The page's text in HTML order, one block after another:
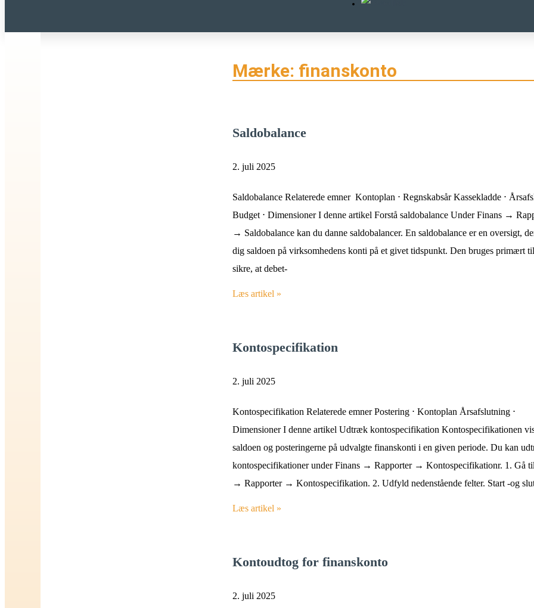
Mærke: finanskonto
Saldobalance
2. juli 2025
Saldobalance Relaterede emner Kontoplan ⋅ Regnskabsår Kassekladde ⋅
Budget ⋅ Dimensioner I denne artikel Forstå saldobalance Under Finans →
→ Saldobalance kan du danne saldobalancer. En saldobalance er en oversigt,
dig saldoen på virksomhedens konti på et givet tidspunkt. Den bruges primært
sikre, at debet-
Læs artikel »
Kontospecifikation
2. juli 2025
Kontospecifikation Relaterede emner Postering ⋅ Kontoplan Årsafslutning ⋅
Dimensioner I denne artikel Udtræk kontospecifikation Kontospecifikationen
saldoen og posteringerne på udvalgte finanskonti i en given periode. Du kan
kontospecifikationer under Finans → Rapporter → Kontospecifikationr. 1. Gå
→ Rapporter → Kontospecifikation. 2. Udfyld nedenstående felter. Start -og
Læs artikel »
Kontoudtog for finanskonto
2. juli 2025